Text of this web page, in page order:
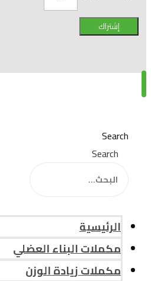
إشتراك
Search
Search
الرئيسية
مكملات البناء العضلي
مكملات زيادة الوزن